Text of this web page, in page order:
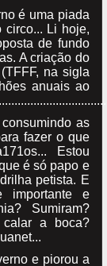
é uma piada
circo... Li hoje,
de fundo
A criação do
na sigla
anuais ao
as
fazer o que
Estou
é só papo e
petista. E
importante e
Sumiram?
calar a boca?
e piorou a